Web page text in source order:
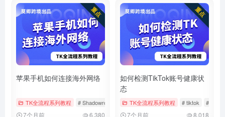
苹果手机如何连接海外网络
TK全流程系列教程 # Shadowrocket # tiktok # 小火箭
7个月前 6,380
如何检测TikTok账号健康状
态
TK全流程系列教程 # tiktok # 健康
7个月前 8,018